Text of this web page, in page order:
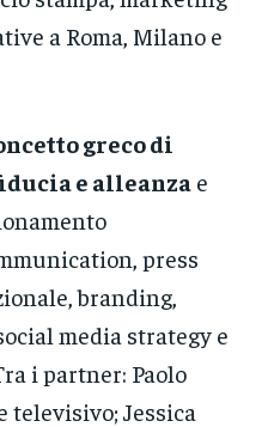
a Roma, Milano e
greco di
e alleanza e
press
branding,
media strategy e
i partner: Paolo
Jessica